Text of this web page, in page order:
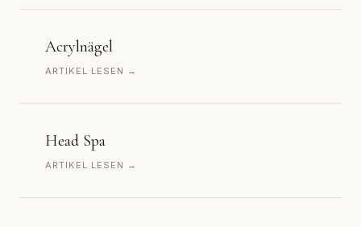
Acrylnägel
ARTIKEL LESEN →
Head Spa
ARTIKEL LESEN →